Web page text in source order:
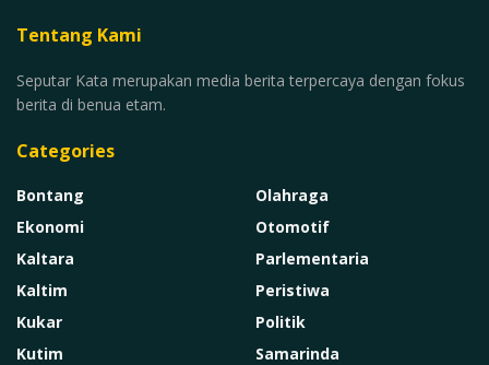
Tentang Kami
Seputar Kata merupakan media berita terpercaya dengan fokus
berita di benua etam.
Categories
Bontang
Ekonomi
Kaltara
Kaltim
Kukar
Kutim
Olahraga
Otomotif
Parlementaria
Peristiwa
Politik
Samarinda